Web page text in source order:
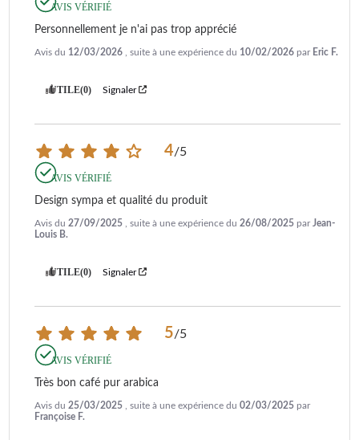
AVIS VÉRIFIÉ
Personnellement je n'ai pas trop apprécié
Avis du 12/03/2026 , suite à une expérience du 10/02/2026 par Eric F.
UTILE(0) Signaler
4/5
AVIS VÉRIFIÉ
Design sympa et qualité du produit
Avis du 27/09/2025 , suite à une expérience du 26/08/2025 parJean-
Louis B.
UTILE(0) Signaler
5/5
AVIS VÉRIFIÉ
Très bon café pur arabica
Avis du 25/03/2025 , suite à une expérience du 02/03/2025 par
Françoise F.